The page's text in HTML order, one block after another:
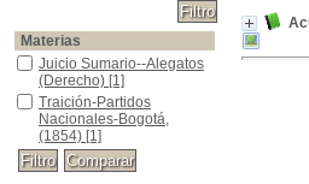
Materias
Juicio Sumario--Alegatos (Derecho)
Juicio Sumario--Alegatos
(Derecho) [1]
Traición-Partidos Nacionales-Bogotá, (1854)
Traición-Partidos
Nacionales-Bogotá,
(1854) [1]